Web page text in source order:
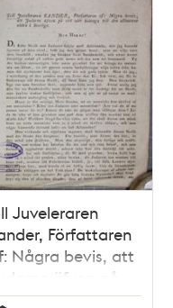
Juveleraren
Författaren
Några bevis, att
äfven på
sätt bidraga till